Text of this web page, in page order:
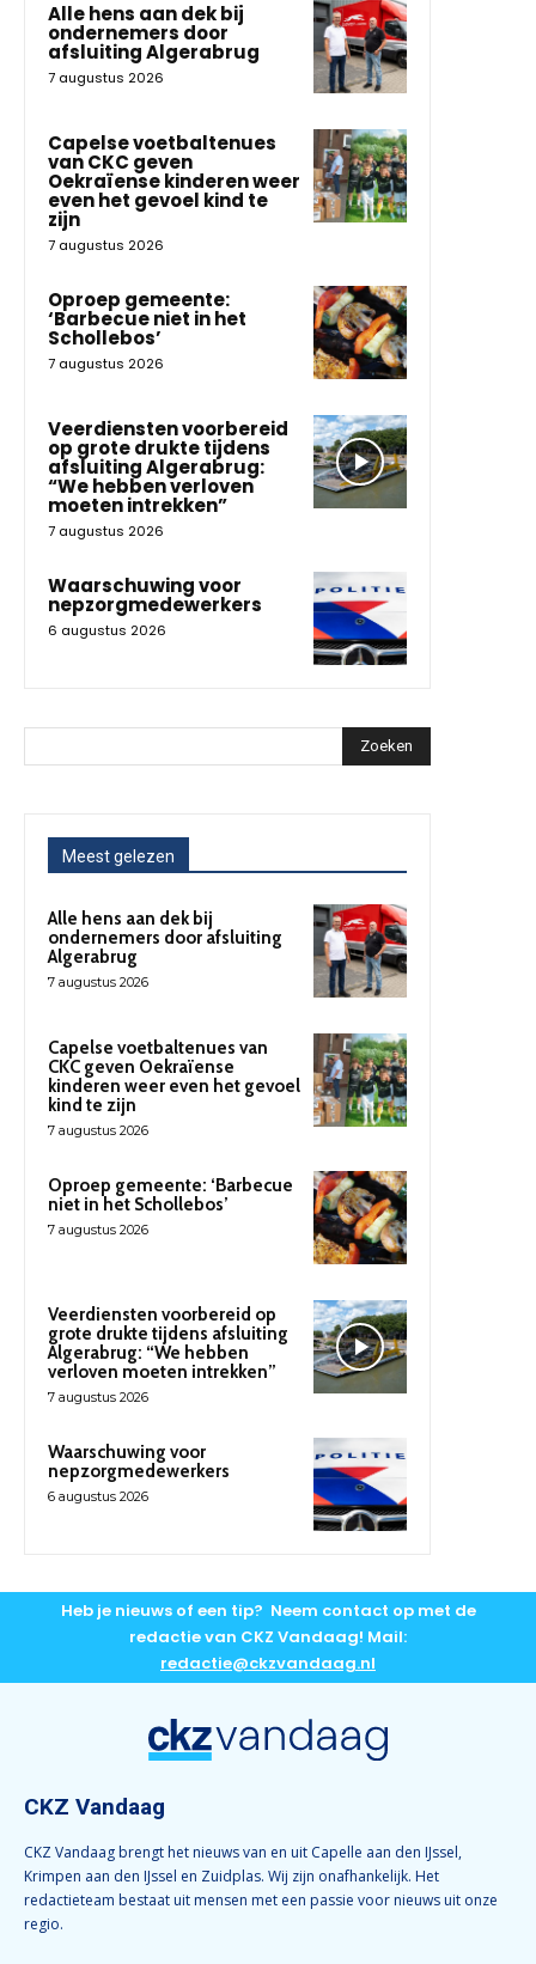
Alle hens aan dek bij
ondernemers door
afsluiting Algerabrug
7 augustus 2026
Capelse voetbaltenues
van CKC geven
Oekraïense kinderen weer
even het gevoel kind te
zijn
7 augustus 2026
Oproep gemeente:
‘Barbecue niet in het
Schollebos’
7 augustus 2026
Veerdiensten voorbereid
op grote drukte tijdens
afsluiting Algerabrug:
“We hebben verloven
moeten intrekken”
7 augustus 2026
Waarschuwing voor
nepzorgmedewerkers
6 augustus 2026
Zoeken
Meest gelezen
Alle hens aan dek bij
ondernemers door afsluiting
Algerabrug
7 augustus 2026
Capelse voetbaltenues van
CKC geven Oekraïense
kinderen weer even het gevoel
kind te zijn
7 augustus 2026
Oproep gemeente: ‘Barbecue
niet in het Schollebos’
7 augustus 2026
Veerdiensten voorbereid op
grote drukte tijdens afsluiting
Algerabrug: “We hebben
verloven moeten intrekken”
7 augustus 2026
Waarschuwing voor
nepzorgmedewerkers
6 augustus 2026
Heb je nieuws of een tip? Neem contact op met de
redactie van CKZ Vandaag! Mail:
redactie@ckzvandaag.nl
CKZ Vandaag
CKZ Vandaag brengt het nieuws van en uit Capelle aan den IJssel,
Krimpen aan den IJssel en Zuidplas. Wij zijn onafhankelijk. Het
redactieteam bestaat uit mensen met een passie voor nieuws uit onze
regio.